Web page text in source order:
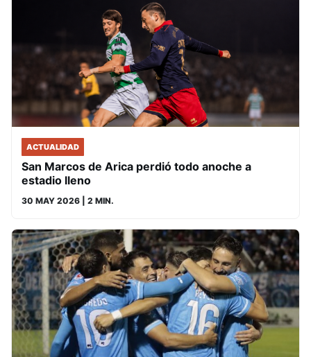
ACTUALIDAD
San Marcos de Arica perdió todo anoche a
estadio lleno
30 MAY 2026 | 2 MIN.